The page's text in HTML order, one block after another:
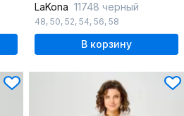
LaKona 11748 черный
48, 50, 52, 54, 56, 58
В корзину